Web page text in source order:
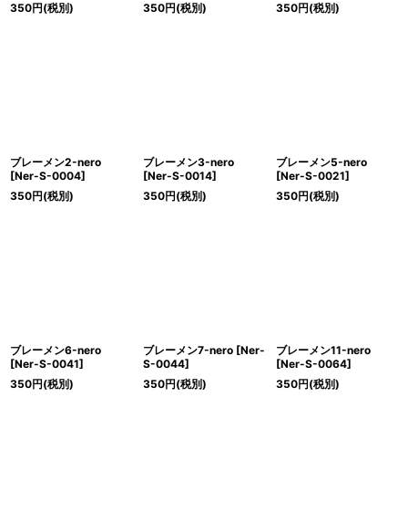
350円(税別)
350円(税別)
350円(税別)
ブレーメン2-nero
[Ner-S-0004]
350円(税別)
ブレーメン3-nero
[Ner-S-0014]
350円(税別)
ブレーメン5-nero
[Ner-S-0021]
350円(税別)
ブレーメン6-nero
[Ner-S-0041]
350円(税別)
ブレーメン7-nero [Ner-
S-0044]
350円(税別)
ブレーメン11-nero
[Ner-S-0064]
350円(税別)